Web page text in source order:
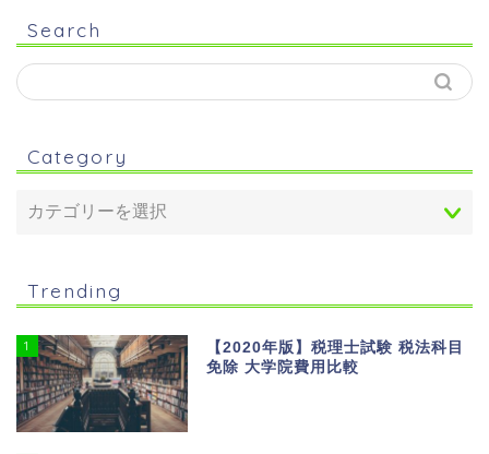
Search
Category
Trending
1
【2020年版】税理士試験 税法科目
免除 大学院費用比較